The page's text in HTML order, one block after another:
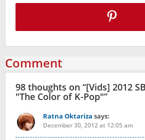
Comment
98 thoughts on “[Vids] 2012
"The Color of K-Pop"”
Ratna Oktariza says:
December 30, 2012 at 12:05 am